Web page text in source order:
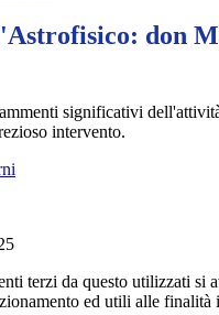
don
significativi
intervento.
terzi da questo utilizzati si
ed utili alle finalità